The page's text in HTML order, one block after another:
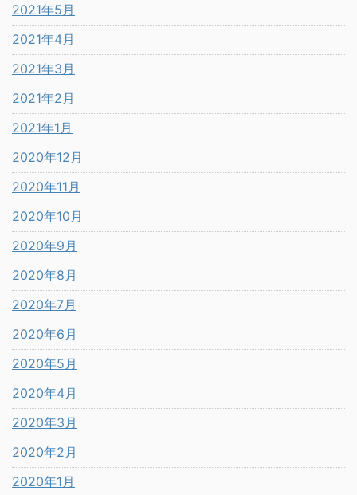
2021年5月
2021年4月
2021年3月
2021年2月
2021年1月
2020年12月
2020年11月
2020年10月
2020年9月
2020年8月
2020年7月
2020年6月
2020年5月
2020年4月
2020年3月
2020年2月
2020年1月